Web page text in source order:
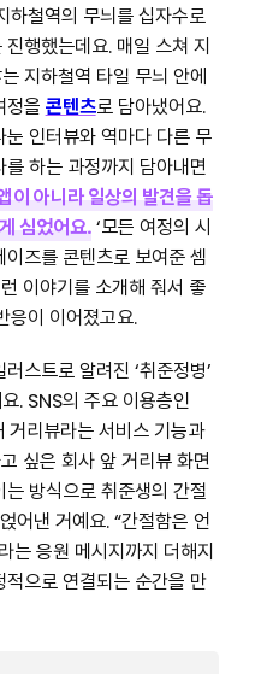
하철역의 무늬를 십자수로
행했는데요. 매일 스쳐 지
지하철역 타일 무늬 안에
정을 콘텐츠로 담아냈어요.
인터뷰와 역마다 다른 무
하는 과정까지 담아내면
이 아니라 일상의 발견을 돕
심었어요.‘모든 여정의 시
즈를 콘텐츠로 보여준 셈
이야기를 소개해 줘서 좋
응이 이어졌고요.
스트로 알려진 ‘취준정병’
. SNS의 주요 이용층인
리뷰라는 서비스 기능과
싶은 회사 앞 거리뷰 화면
방식으로 취준생의 간절
어낸 거예요. “간절함은 언
는 응원 메시지까지 더해지
으로 연결되는 순간을 만